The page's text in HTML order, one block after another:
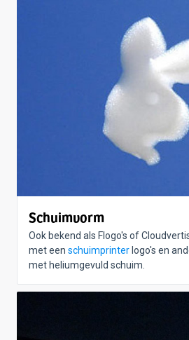
Schuimvorm
Ook bekend als Flogo's of
met een schuimprinter logo's en
met heliumgevuld schuim.